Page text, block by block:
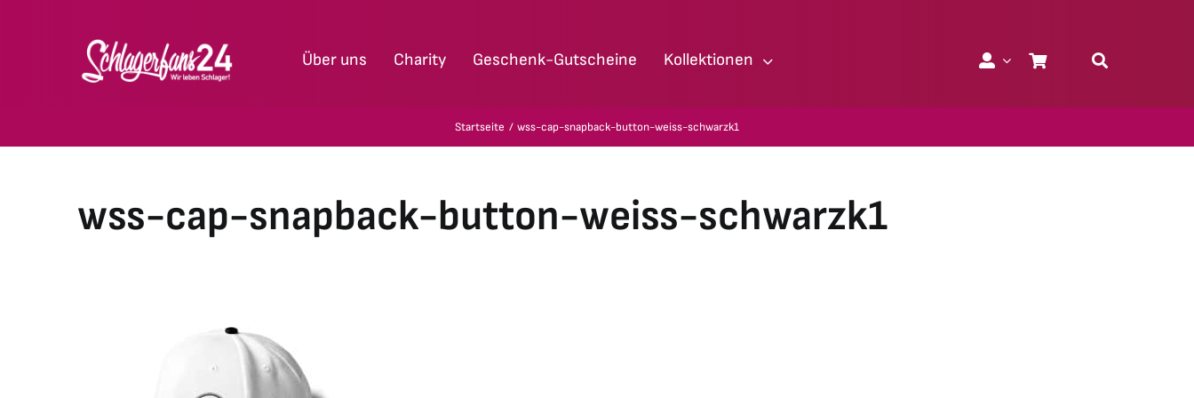
Über uns Charity Geschenk-Gutscheine Kollektionen
Startseite wss-cap-snapback-button-weiss-schwarzk1
wss-cap-snapback-button-weiss-schwarzk1